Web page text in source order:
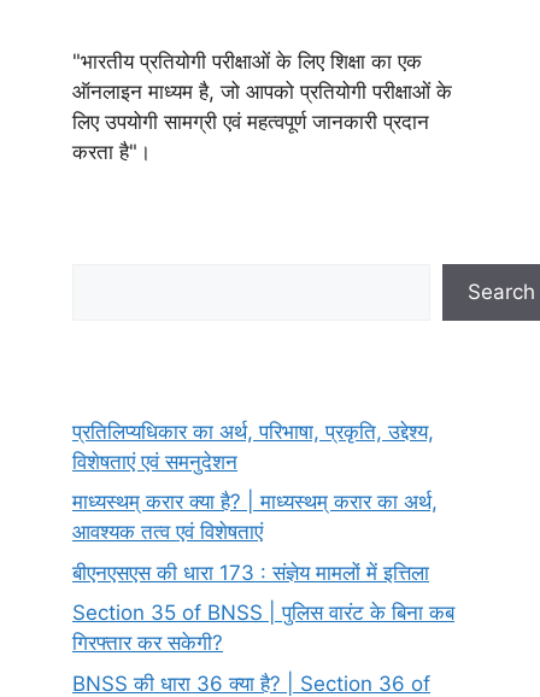
"भारतीय प्रतियोगी परीक्षाओं के लिए शिक्षा का एक
ऑनलाइन माध्यम है, जो आपको प्रतियोगी परीक्षाओं के
लिए उपयोगी सामग्री एवं महत्वपूर्ण जानकारी प्रदान
करता है"।
Search
प्रतिलिप्यधिकार का अर्थ, परिभाषा, प्रकृति, उद्देश्य,
विशेषताएं एवं समनुदेशन
माध्यस्थम् करार क्या है? | माध्यस्थम् करार का अर्थ,
आवश्यक तत्व एवं विशेषताएं
बीएनएसएस की धारा 173 : संज्ञेय मामलों में इत्तिला
Section 35 of BNSS | पुलिस वारंट के बिना कब
गिरफ्तार कर सकेगी?
BNSS की धारा 36 क्या है? | Section 36 of